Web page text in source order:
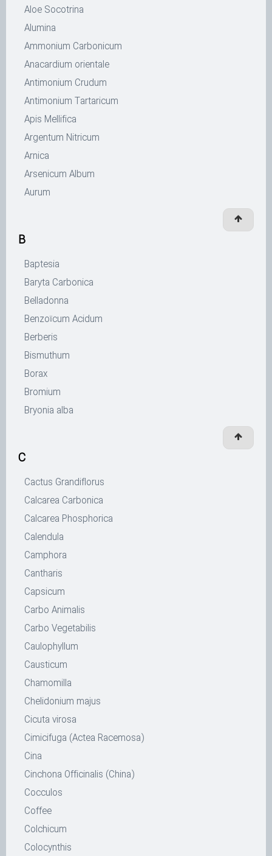
Aloe Socotrina
Alumina
Ammonium Carbonicum
Anacardium orientale
Antimonium Crudum
Antimonium Tartaricum
Apis Mellifica
Argentum Nitricum
Arnica
Arsenicum Album
Aurum
B
Baptesia
Baryta Carbonica
Belladonna
Benzoïcum Acidum
Berberis
Bismuthum
Borax
Bromium
Bryonia alba
C
Cactus Grandiflorus
Calcarea Carbonica
Calcarea Phosphorica
Calendula
Camphora
Cantharis
Capsicum
Carbo Animalis
Carbo Vegetabilis
Caulophyllum
Causticum
Chamomilla
Chelidonium majus
Cicuta virosa
Cimicifuga (Actea Racemosa)
Cina
Cinchona Officinalis (China)
Cocculos
Coffee
Colchicum
Colocynthis